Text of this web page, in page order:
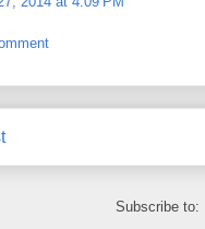
Subscribe to: